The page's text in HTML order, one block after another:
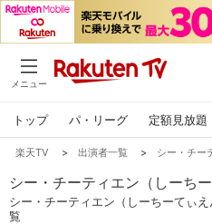
メニュー
トップ パ・リーグ 定額見放題
楽天TV > 出演者一覧 > シー・チー
シー・チーティエン（しーちー
シー・チーティエン（しーちーてぃ
覧